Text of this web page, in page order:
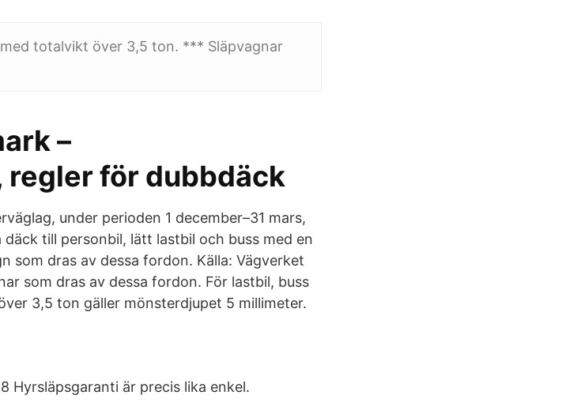
totalvikt över 3,5 ton. *** Släpvagnar
–
för dubbdäck
under perioden 1 december–31 mars,
till personbil, lätt lastbil och buss med en
som dras av dessa fordon. Källa: Vägverket
som dras av dessa fordon. För lastbil, buss
3,5 ton gäller mönsterdjupet 5 millimeter.
Hyrsläpsgaranti är precis lika enkel.